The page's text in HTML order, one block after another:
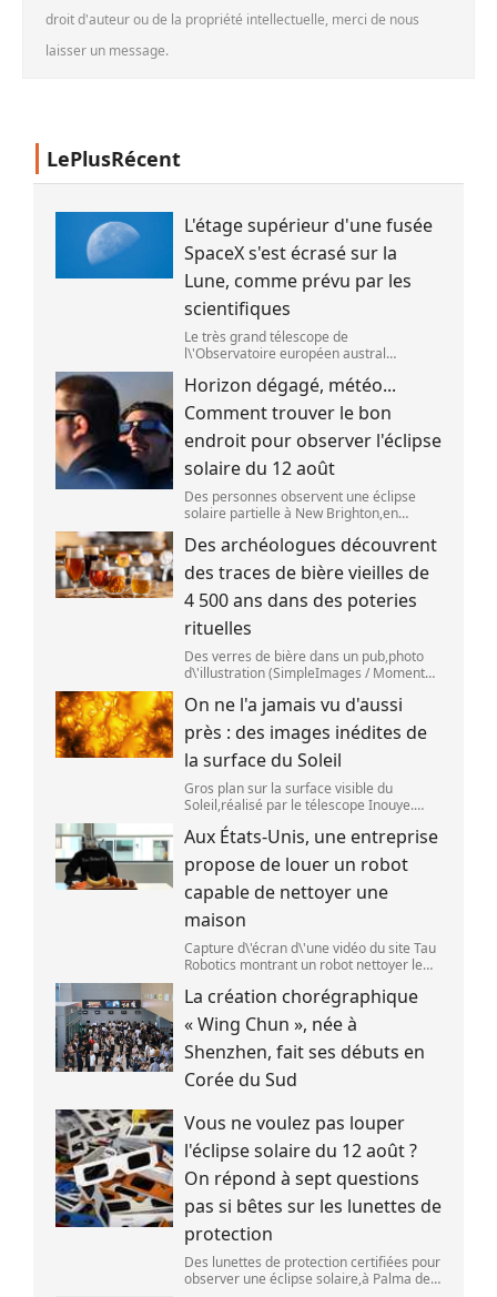
droit d'auteur ou de la propriété intellectuelle, merci de nous
laisser un message.
LePlusRécent
L'étage supérieur d'une fusée
SpaceX s'est écrasé sur la
Lune, comme prévu par les
scientifiques
Le très grand télescope de
l\'Observatoire européen austral
que l\'étage supérieur d\'une fusée de
SpaceX s\'est bien écrasé sur la Lune,le 5
aoû
Horizon dégagé, météo...
Comment trouver le bon
endroit pour observer l'éclipse
solaire du 12 août
Des personnes observent une éclipse
solaire partielle à New Brighton,en
(SANKA VIDANAGAMA )
Des archéologues découvrent
des traces de bière vieilles de
4 500 ans dans des poteries
rituelles
Des verres de bière dans un pub,photo
d\'illustration (SimpleImages / Moment
alcoolisée du monde. Les premières
traces de bière ont été retrouvées ch
On ne l'a jamais vu d'aussi
près : des images inédites de
la surface du Soleil
Gros plan sur la surface visible du
Soleil,réalisé par le télescope Inouye.
(NSF/NSO/AURA/MPS) Certains se
préparent peut-être à photographier le
mieux possible l\'éclipse solaire,prévue le
1
Aux États-Unis, une entreprise
propose de louer un robot
capable de nettoyer une
maison
Capture d\'écran d\'une vidéo du site Tau
Robotics montrant un robot nettoyer le
Robotics)
La création chorégraphique
« Wing Chun », née à
Shenzhen, fait ses débuts en
Corée du Sud
Vous ne voulez pas louper
l'éclipse solaire du 12 août ?
On répond à sept questions
pas si bêtes sur les lunettes de
protection
Des lunettes de protection certifiées pour
observer une éclipse solaire,à Palma de